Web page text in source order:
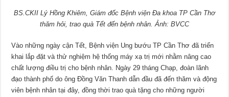
BS.CKII Lý Hồng Khiêm, Giám đốc Bệnh viện Đa khoa TP Cần Thơ
thăm hỏi, trao quà Tết đến bệnh nhân. Ảnh: BVCC
Vào những ngày cận Tết, Bệnh viện Ung bướu TP Cần Thơ đã triển
khai lắp đặt và thử nghiệm hệ thống máy xạ trị mới nhằm nâng cao
chất lượng điều trị cho bệnh nhân. Ngày 29 tháng Chạp, đoàn lãnh
đạo thành phố do ông Đồng Văn Thanh dẫn đầu đã đến thăm và động
viên bệnh nhân tại đây, đồng thời trao quà tặng cho những người